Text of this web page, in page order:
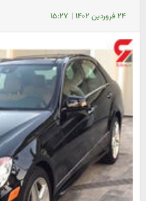
۲۴ فروردین ۱۴۰۲ | ۱۵:۲۷